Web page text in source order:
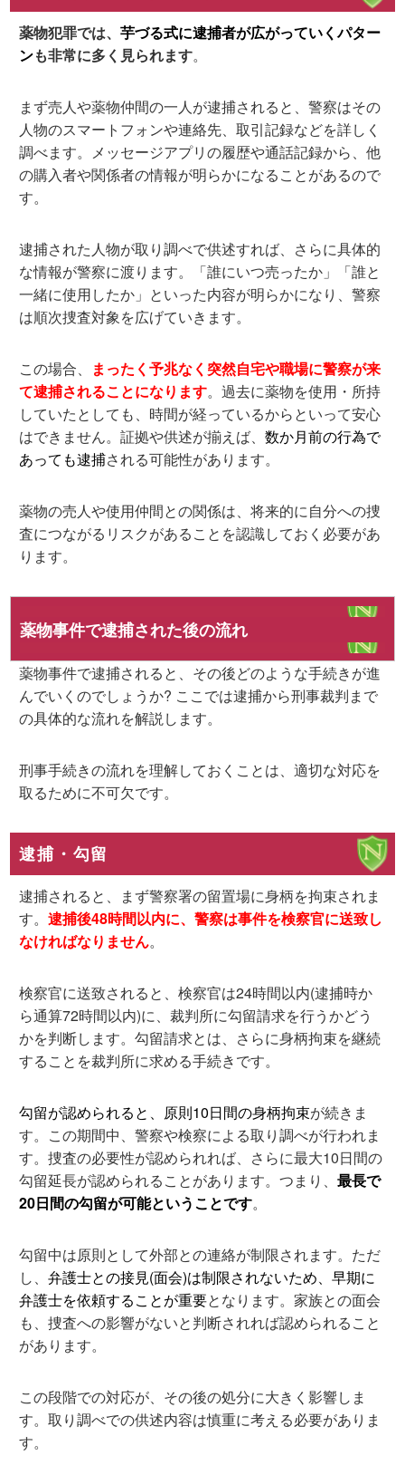
薬物犯罪では、芋づる式に逮捕者が広がっていくパター
ンも非常に多く見られます。
まず売人や薬物仲間の一人が逮捕されると、警察はその
人物のスマートフォンや連絡先、取引記録などを詳しく
調べます。メッセージアプリの履歴や通話記録から、他
の購入者や関係者の情報が明らかになることがあるので
す。
逮捕された人物が取り調べで供述すれば、さらに具体的
な情報が警察に渡ります。「誰にいつ売ったか」「誰と
一緒に使用したか」といった内容が明らかになり、警察
は順次捜査対象を広げていきます。
この場合、
まったく予兆なく突然自宅や職場に警察が来
て逮捕されることになります。過去に薬物を使用・所持
していたとしても、時間が経っているからといって安心
はできません。証拠や供述が揃えば、数か月前の行為で
あっても逮捕される可能性があります。
薬物の売人や使用仲間との関係は、将来的に自分への捜
査につながるリスクがあることを認識しておく必要があ
ります。
薬物事件で逮捕された後の流れ
薬物事件で逮捕されると、その後どのような手続きが進
んでいくのでしょうか? ここでは逮捕から刑事裁判まで
の具体的な流れを解説します。
刑事手続きの流れを理解しておくことは、適切な対応を
取るために不可欠です。
逮捕・勾留
逮捕されると、まず警察署の留置場に身柄を拘束されま
す。逮捕後48時間以内に、警察は事件を検察官に送致し
なければなりません。
検察官に送致されると、検察官は24時間以内(逮捕時か
ら通算72時間以内)に、裁判所に勾留請求を行うかどう
かを判断します。勾留請求とは、さらに身柄拘束を継続
することを裁判所に求める手続きです。
勾留が認められると、原則10日間の身柄拘束が続きま
す。この期間中、警察や検察による取り調べが行われま
す。捜査の必要性が認められれば、さらに最大10日間の
勾留延長が認められることがあります。つまり、最長で
20日間の勾留が可能ということです。
勾留中は原則として外部との連絡が制限されます。ただ
し、弁護士との接見(面会)は制限されないため、早期に
弁護士を依頼することが重要となります。家族との面会
も、捜査への影響がないと判断されれば認められること
があります。
この段階での対応が、その後の処分に大きく影響しま
す。取り調べでの供述内容は慎重に考える必要がありま
す。